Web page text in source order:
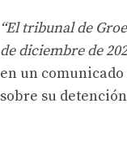
“El tribunal de
de diciembre de
en un
sobre su